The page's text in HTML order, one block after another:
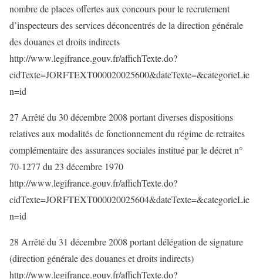
nombre de places offertes aux concours pour le recrutement
d’inspecteurs des services déconcentrés de la direction générale
des douanes et droits indirects
http://www.legifrance.gouv.fr/affichTexte.do?
cidTexte=JORFTEXT000020025600&dateTexte=&categorieLie
n=id
27 Arrêté du 30 décembre 2008 portant diverses dispositions
relatives aux modalités de fonctionnement du régime de retraites
complémentaire des assurances sociales institué par le décret n°
70-1277 du 23 décembre 1970
http://www.legifrance.gouv.fr/affichTexte.do?
cidTexte=JORFTEXT000020025604&dateTexte=&categorieLie
n=id
28 Arrêté du 31 décembre 2008 portant délégation de signature
(direction générale des douanes et droits indirects)
http://www.legifrance.gouv.fr/affichTexte.do?